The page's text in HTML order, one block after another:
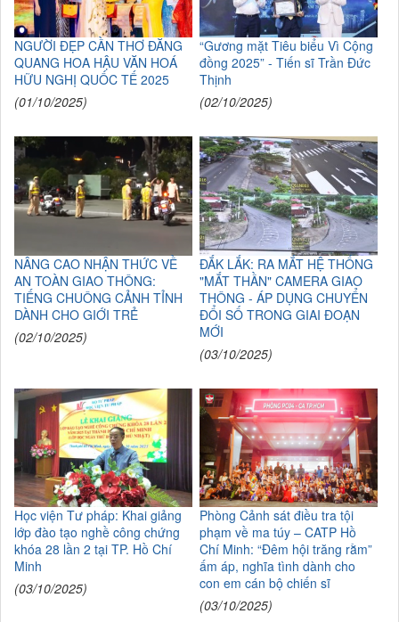
NGƯỜI ĐẸP CẦN THƠ ĐĂNG
QUANG HOA HẬU VĂN HOÁ
HỮU NGHỊ QUỐC TẾ 2025
(01/10/2025)
“Gương mặt Tiêu biểu Vì Cộng
đồng 2025” - Tiến sĩ Trần Đức
Thịnh
(02/10/2025)
NÂNG CAO NHẬN THỨC VỀ
AN TOÀN GIAO THÔNG:
TIẾNG CHUÔNG CẢNH TỈNH
DÀNH CHO GIỚI TRẺ
(02/10/2025)
ĐẮK LẮK: RA MẮT HỆ THỐNG
"MẮT THẦN" CAMERA GIAO
THÔNG - ÁP DỤNG CHUYỂN
ĐỔI SỐ TRONG GIAI ĐOẠN
MỚI
(03/10/2025)
Học viện Tư pháp: Khai giảng
lớp đào tạo nghề công chứng
khóa 28 lần 2 tại TP. Hồ Chí
Minh
(03/10/2025)
Phòng Cảnh sát điều tra tội
phạm về ma túy – CATP Hồ
Chí Minh: “Đêm hội trăng rằm”
ấm áp, nghĩa tình dành cho
con em cán bộ chiến sĩ
(03/10/2025)